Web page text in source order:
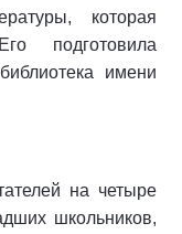
которая
подготовила
имени
на четыре
школьников,